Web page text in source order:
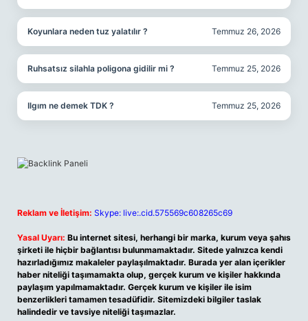
Koyunlara neden tuz yalatılır ? Temmuz 26, 2026
Ruhsatsız silahla poligona gidilir mi ? Temmuz 25, 2026
Ilgım ne demek TDK ? Temmuz 25, 2026
Reklam ve İletişim: Skype: live:.cid.575569c608265c69
Yasal Uyarı: Bu internet sitesi, herhangi bir marka, kurum veya şahıs
şirketi ile hiçbir bağlantısı bulunmamaktadır. Sitede yalnızca kendi
hazırladığımız makaleler paylaşılmaktadır. Burada yer alan içerikler
haber niteliği taşımamakta olup, gerçek kurum ve kişiler hakkında
paylaşım yapılmamaktadır. Gerçek kurum ve kişiler ile isim
benzerlikleri tamamen tesadüfidir. Sitemizdeki bilgiler taslak
halindedir ve tavsiye niteliği taşımazlar.